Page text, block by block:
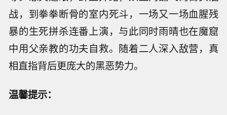
战，到拳拳断骨的室内死斗，一场又一场血腥残
暴的生死拼杀连番上演，与此同时雨晴也在魔窟
中用父亲教的功夫自救。随着二人深入敌营，真
相直指背后更庞大的黑恶势力。
温馨提示：